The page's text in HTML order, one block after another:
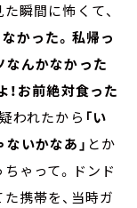
瞬間に怖くて、
かった。私帰っ
なんかなかった
！お前絶対食った
われたから 「い
いかなあ」 とか
ゃって。ドンド
携帯を、当時ガ